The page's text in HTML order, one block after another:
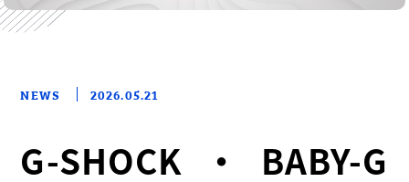
NEWS 2026.05.21
G-SHOCK・BABY-G